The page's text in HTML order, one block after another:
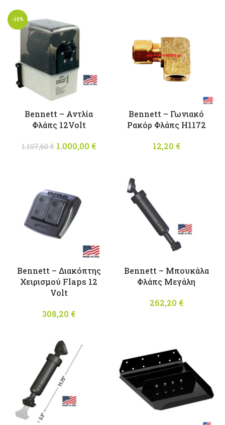
-10%
Bennett – Αντλία
Φλάπς 12Volt
1.107,60€
Original
1.000,00 €
1.000,00 €.
Bennett – Γωνιακό
Ρακόρ Φλάπς H1172
12,20 €
Bennett – Διακόπτης
Χειρισμού Flaps 12
Volt
308,20 €
Bennett – Μπουκάλα
Φλάπς Μεγάλη
262,20 €